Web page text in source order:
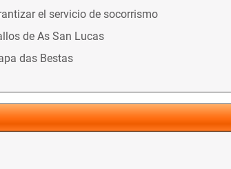
el servicio de socorrismo
de As San Lucas
das Bestas